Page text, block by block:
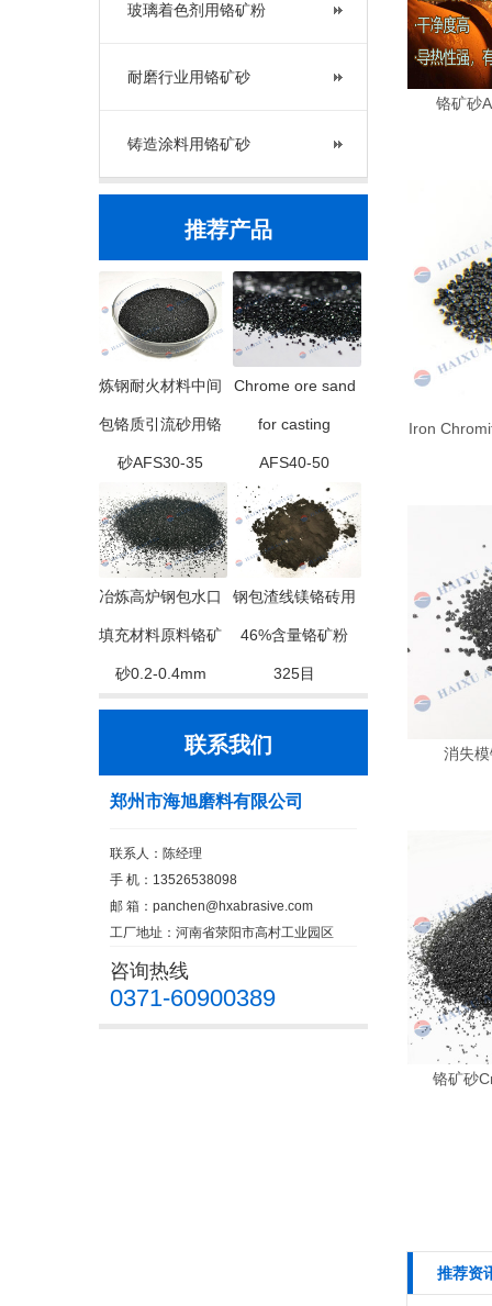
玻璃着色剂用铬矿粉
耐磨行业用铬矿砂
铸造涂料用铬矿砂
推荐产品
炼钢耐火材料中间
包铬质引流砂用铬
砂AFS30-35
Chrome ore sand
for casting
AFS40-50
冶炼高炉钢包水口
填充材料原料铬矿
砂0.2-0.4mm
钢包渣线镁铬砖用
46%含量铬矿粉
325目
联系我们
郑州市海旭磨料有限公司
联系人：陈经理
手 机：13526538098
邮 箱： panchen@hxabrasive.com
工厂地址：河南省荥阳市高村工业园区
咨询热线
0371-60900389
铬矿砂
Iron
消失
铬矿砂
推荐资